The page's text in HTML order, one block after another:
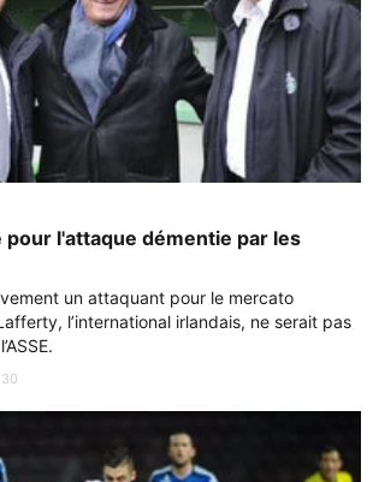
pour l'attaque démentie par les
un attaquant pour le mercato
l’international irlandais, ne serait pas